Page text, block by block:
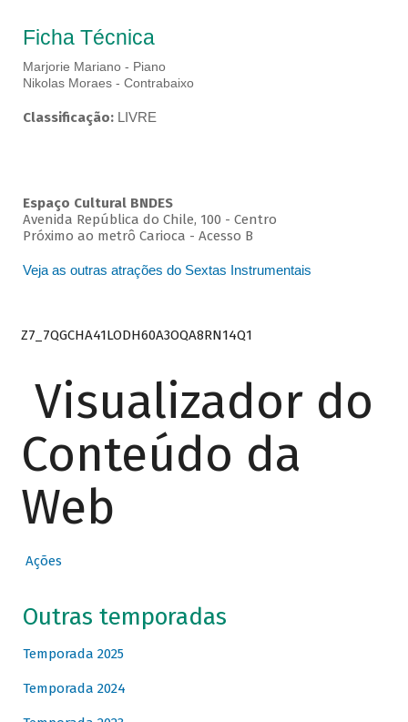
Ficha Técnica
Marjorie Mariano - Piano
Nikolas Moraes - Contrabaixo
Classificação: LIVRE
Espaço Cultural BNDES
Avenida República do Chile, 100 - Centro
Próximo ao metrô Carioca - Acesso B
Veja as outras atrações do Sextas Instrumentais
Z7_7QGCHA41LODH60A3OQA8RN14Q1
Visualizador do
Conteúdo da
Web
Ações
Outras temporadas
Temporada 2025
Temporada 2024